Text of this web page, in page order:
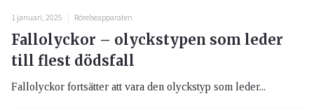
1 januari, 2025 Rörelseapparaten
Fallolyckor – olyckstypen som leder
till flest dödsfall
Fallolyckor fortsätter att vara den olyckstyp som leder...